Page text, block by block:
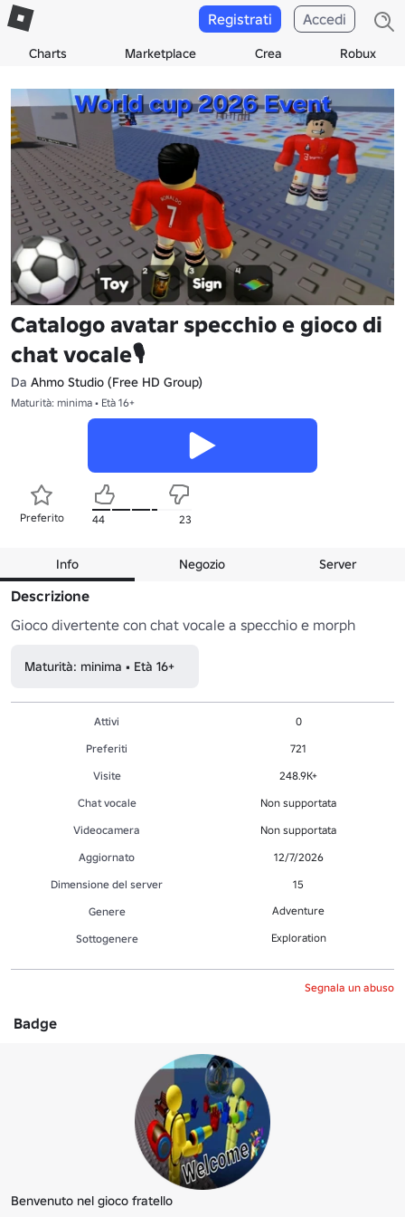
Charts Marketplace Crea Robux
Registrati Accedi
Catalogo avatar specchio e gioco di
chat vocale🎙
Da Ahmo Studio (Free HD Group)
Maturità: minima • Età 16+
Preferito 44 23
Info Negozio Server
Descrizione
Gioco divertente con chat vocale a specchio e morph
Maturità: minima • Età 16+
Attivi
0
Preferiti
721
Visite
248.9K+
Chat vocale
Non supportata
Videocamera
Non supportata
Aggiornato
12/7/2026
Dimensione del server
15
Genere
Adventure
Sottogenere Exploration
Segnala un abuso
Badge
Benvenuto nel gioco fratello